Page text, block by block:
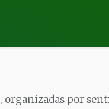
, organizadas por